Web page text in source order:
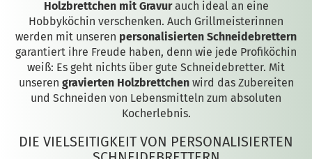
Holzbrettchen mit Gravurauch ideal an eine
Hobbyköchin verschenken. Auch Grillmeisterinnen
werden mit unseren personalisierten Schneidebrettern
garantiert ihre Freude haben, denn wie jede Profiköchin
weiß: Es geht nichts über gute Schneidebretter. Mit
unseren gravierten Holzbrettchenwird das Zubereiten
und Schneiden von Lebensmitteln zum absoluten
Kocherlebnis.
DIE VIELSEITIGKEIT VON PERSONALISIERTEN